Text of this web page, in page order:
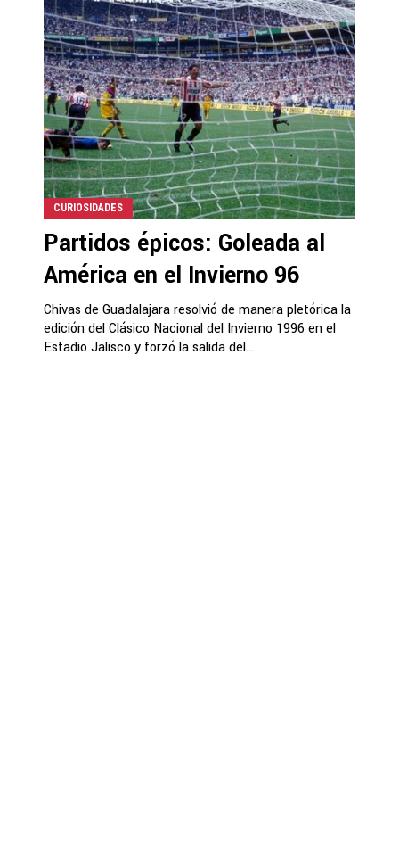
CURIOSIDADES
Partidos épicos: Goleada al
América en el Invierno 96
Chivas de Guadalajara resolvió de manera pletórica la
edición del Clásico Nacional del Invierno 1996 en el
Estadio Jalisco y forzó la salida del...